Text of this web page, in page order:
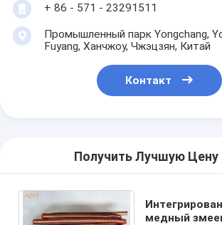
+ 86 - 571 - 23291511
Промышленный парк Yongchang,
Fuyang, Ханчжоу, Чжэцзян, Китай
Контакт
Получить Лучшую Цену
медный